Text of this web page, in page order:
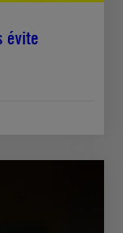
évite